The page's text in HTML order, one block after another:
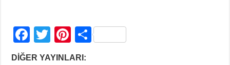
F
a
T
wi
Pi
nt
S
DİĞER YAYINLARI: